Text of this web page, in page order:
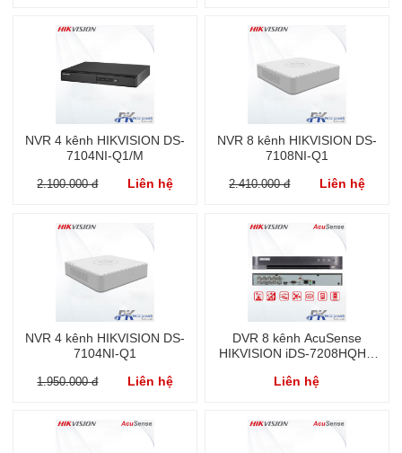
NVR 4 kênh HIKVISION DS-
7104NI-Q1/M
2.100.000 đ Liên hệ
NVR 8 kênh HIKVISION DS-
7108NI-Q1
2.410.000 đ Liên hệ
NVR 4 kênh HIKVISION DS-
7104NI-Q1
1.950.000 đ Liên hệ
DVR 8 kênh AcuSense
HIKVISION iDS-7208HQHI-
Liên hệ